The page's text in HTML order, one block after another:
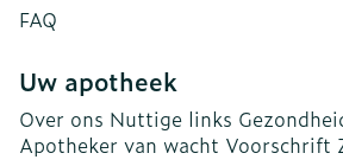
FAQ
Uw apotheek
Over ons Nuttige links
Apotheker van wacht Voorschrift